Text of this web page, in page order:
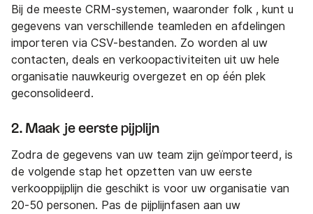
Bij de meeste CRM-systemen, waaronder folk , kunt u
gegevens van verschillende teamleden en afdelingen
importeren via CSV-bestanden. Zo worden al uw
contacten, deals en verkoopactiviteiten uit uw hele
organisatie nauwkeurig overgezet en op één plek
geconsolideerd.
2. Maak je eerste pijplijn
Zodra de gegevens van uw team zijn geïmporteerd, is
de volgende stap het opzetten van uw eerste
verkooppijplijn die geschikt is voor uw organisatie van
20-50 personen. Pas de pijplijnfasen aan uw